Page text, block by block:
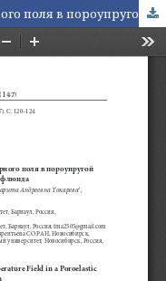
Численный анализ температурного поля в пороупругой среде в процессе фильтрации флюида